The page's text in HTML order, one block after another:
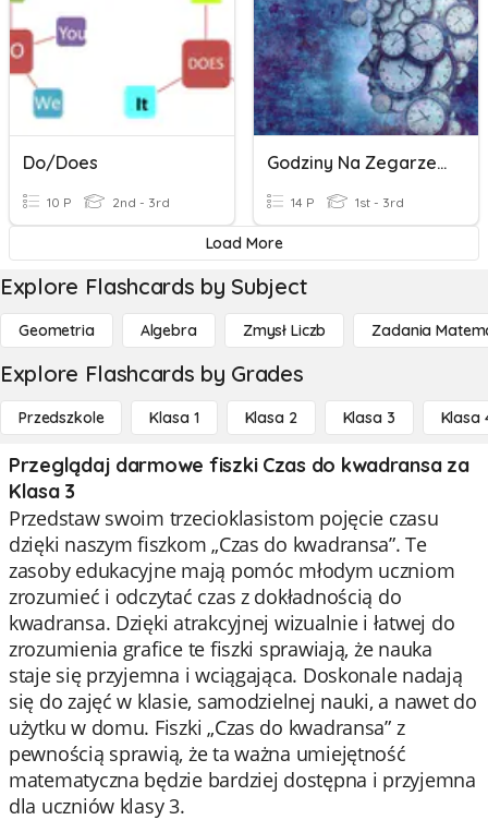
Do/Does
10 P 2nd - 3rd
Godziny Na Zegarze I Obliczenia Zegarowe
14 P 1st - 3rd
Load More
Explore Flashcards by Subject
Geometria Algebra Zmysł Liczb Zadania
Explore Flashcards by Grades
Przedszkole Klasa 1 Klasa 2 Klasa 3 Klasa
Przeglądaj darmowe fiszki Czas do kwadransa za
Klasa 3
Przedstaw swoim trzecioklasistom pojęcie czasu
dzięki naszym fiszkom „Czas do kwadransa”. Te
zasoby edukacyjne mają pomóc młodym uczniom
zrozumieć i odczytać czas z dokładnością do
kwadransa. Dzięki atrakcyjnej wizualnie i łatwej do
zrozumienia grafice te fiszki sprawiają, że nauka
staje się przyjemna i wciągająca. Doskonale nadają
się do zajęć w klasie, samodzielnej nauki, a nawet do
użytku w domu. Fiszki „Czas do kwadransa” z
pewnością sprawią, że ta ważna umiejętność
matematyczna będzie bardziej dostępna i przyjemna
dla uczniów klasy 3.